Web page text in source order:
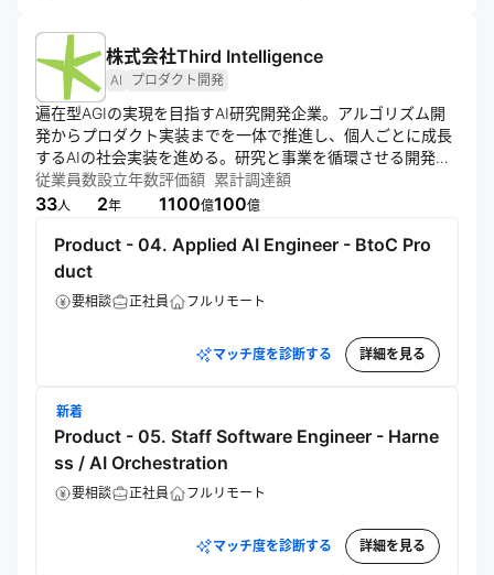
AI時代においても、日本はもう一度、世界に誇れる価値を生
み出せる。ものづくりで培ってきた日本の強さを、AIインテ
グレーションの時代に新しい形で発揮できる。私たちは本気
でそう信じています。
当社は、AIインテグレーターとして、AIという技術と、プロ
ジェクトを動かす人間力を掛け合わせ、日本の産業をもう一
度前に進めます。
「日本をデジタル先進国に」 この言葉だけを見ると、ひとつ
のスローガンのように感じるかもしれません。けれど私たち
を懸けて向き合いたいテーマです。この大きな挑戦を、私た
ちだけで成し遂げることはできません。同じ想いを持つ仲間
とともに、次の時代をつくっていきたい。
株式会社Third Intelligence
AI プロダクト開発
遍在型AGIの実現を目指すAI研究開発企業。アルゴリズム開
発からプロダクト実装までを一体で推進し、個人ごとに成長
するAIの社会実装を進める。研究と事業を循環させる開発体
制により技術進化を加速し、人とAIが共生する社会基盤の構
築を目指す。
従業員数
33人
設立年数
2年
評価額
1100億
累計調達額
100億
Product - 04. Applied AI Engineer - BtoC Pro
duct
要相談 正社員 フルリモート
マッチ度を診断する 詳細を見る
新着
Product - 05. Staff Software Engineer - Harne
ss / AI Orchestration
要相談 正社員 フルリモート
マッチ度を診断する 詳細を見る